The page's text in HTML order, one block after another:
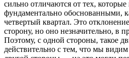
сильно отличаются от тех,
фундаментально обоснованными,
четвертый квартал. Это
сторону, но оно незначительно, в
Поэтому, с одной стороны, такое
действительно с тем, что мы